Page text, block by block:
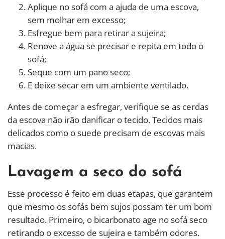
Aplique no sofá com a ajuda de uma escova,
sem molhar em excesso;
Esfregue bem para retirar a sujeira;
Renove a água se precisar e repita em todo o
sofá;
Seque com um pano seco;
E deixe secar em um ambiente ventilado.
Antes de começar a esfregar, verifique se as cerdas
da escova não irão danificar o tecido. Tecidos mais
delicados como o suede precisam de escovas mais
macias.
Lavagem a seco do sofá
Esse processo é feito em duas etapas, que garantem
que mesmo os sofás bem sujos possam ter um bom
resultado. Primeiro, o bicarbonato age no sofá seco
retirando o excesso de sujeira e também odores.